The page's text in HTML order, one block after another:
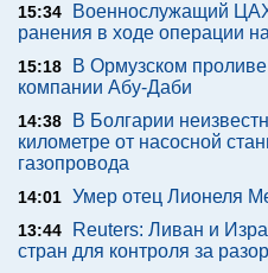
15:34
Военнослужащий
ранения в ходе операции
15:18
В Ормузском
компании Абу-Даби
14:38
В Болгарии
километре от насосной
газопровода
14:01 Умер отец Лионеля
13:44
Reuters: Ливан и
стран для контроля за